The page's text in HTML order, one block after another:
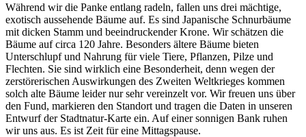
Während wir die Panke entlang radeln, fallen uns drei mächtige,
exotisch aussehende Bäume auf. Es sind Japanische Schnurbäume
mit dicken Stamm und beeindruckender Krone. Wir schätzen die
Bäume auf circa 120 Jahre. Besonders ältere Bäume bieten
Unterschlupf und Nahrung für viele Tiere, Pflanzen, Pilze und
Flechten. Sie sind wirklich eine Besonderheit, denn wegen der
zerstörerischen Auswirkungen des Zweiten Weltkrieges kommen
solch alte Bäume leider nur sehr vereinzelt vor. Wir freuen uns über
den Fund, markieren den Standort und tragen die Daten in unseren
Entwurf der Stadtnatur-Karte ein. Auf einer sonnigen Bank ruhen
wir uns aus. Es ist Zeit für eine Mittagspause.